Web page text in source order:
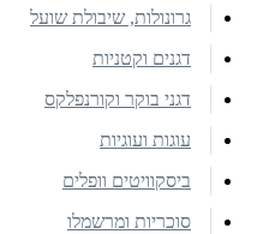
גרונולות, שיבולת שועל
דגנים וקטניות
דגני בוקר וקורנפלקס
עוגות ועוגיות
ביסקוויטים וופלים
סוכריות ומרשמלו